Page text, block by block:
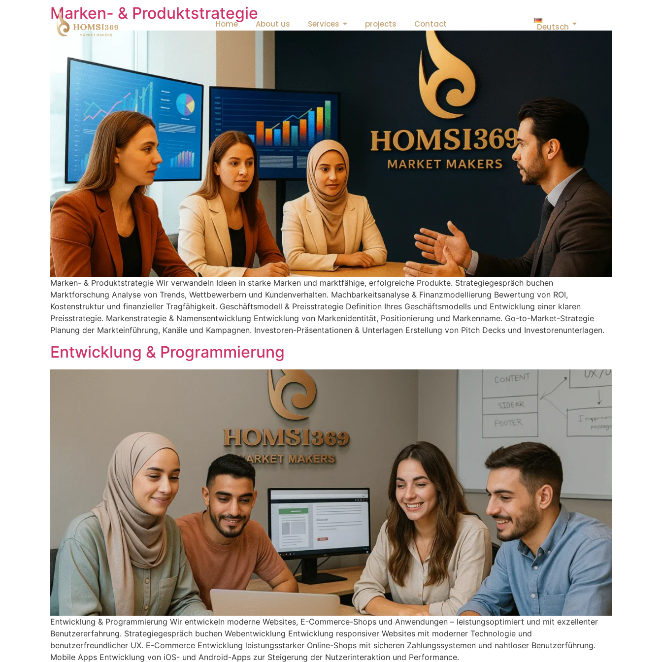
Home About us Services projects Contact Deutsch
Marken- & Produktstrategie
Marken- & Produktstrategie Wir verwandeln Ideen in starke Marken und marktfähige, erfolgreiche Produkte. Strategiegespräch buchen
Marktforschung Analyse von Trends, Wettbewerbern und Kundenverhalten. Machbarkeitsanalyse & Finanzmodellierung Bewertung von ROI,
Kostenstruktur und finanzieller Tragfähigkeit. Geschäftsmodell & Preisstrategie Definition Ihres Geschäftsmodells und Entwicklung einer klaren
Preisstrategie. Markenstrategie & Namensentwicklung Entwicklung von Markenidentität, Positionierung und Markenname. Go-to-Market-Strategie
Planung der Markteinführung, Kanäle und Kampagnen. Investoren-Präsentationen & Unterlagen Erstellung von Pitch Decks und Investorenunterlagen.
Entwicklung & Programmierung
Entwicklung & Programmierung Wir entwickeln moderne Websites, E-Commerce-Shops und Anwendungen – leistungsoptimiert und mit exzellenter
Benutzererfahrung. Strategiegespräch buchen Webentwicklung Entwicklung responsiver Websites mit moderner Technologie und
benutzerfreundlicher UX. E-Commerce Entwicklung leistungsstarker Online-Shops mit sicheren Zahlungssystemen und nahtloser Benutzerführung.
Mobile Apps Entwicklung von iOS- und Android-Apps zur Steigerung der Nutzerinteraktion und Performance.